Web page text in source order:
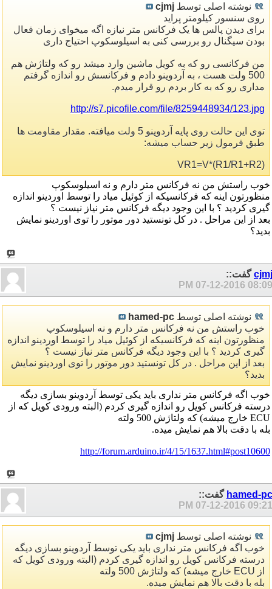
نوشته اصلی توسط cjmj
روی سنسور کیلومتر پراید
برای دیدن پالس ها یک فرکانس متر نیازه اگه میخوای زمان فعال
بودن سیگنال رو بررسی کنی به اسیلوسکوپ احتیاج داری
من فرکانسی رو که به کویل ماشین وارد میشد رو که ولتاژش هم
500 ولت هست ، به آردوینو دادم و فرکانسش رو اندازه گرفتم
مداری رو که به کار بردم رو قرار میدم.
http://s7.picofile.com/file/8259448934/123.jpg
توی این حالت روی پایه آردوینو 5 ولت میافته. مقدار مقاومت ها
طبق فرمول زیر حساب میشه:
VR1=V*(R1/R1+R2)
خوب راستش من نه فرکانس متر دارم و نه اسیلوسکوپ
منظورتون اینه که فرکانسیکه از کوئیل میاد را توسط اوردینو اندازه
گیری کردید ؟ با این وجود دیگه فرکانس متر نیاز نیست ؟
بعد از این مراحل . در کل تونستید دور موتور را توی اوردینو نمایش
بدید؟
cjmj گفت::
07-12-2016 08:09 PM
نوشته اصلی توسط hamed-pc
خوب راستش من نه فرکانس متر دارم و نه اسیلوسکوپ
منظورتون اینه که فرکانسیکه از کوئیل میاد را توسط اوردینو اندازه
گیری کردید ؟ با این وجود دیگه فرکانس متر نیاز نیست ؟
بعد از این مراحل . در کل تونستید دور موتور را توی اوردینو نمایش
بدید؟
خوب اگه فرکانس متر نداری باید یکی توسط آردوینو بسازی دیگه
درسته فرکانس کویل رو اندازه گیری کردم (البته ورودی کویل که از
ECU خارج میشه) که ولتاژش 500 ولته
بله با دقت بالا هم نمایش میده.
http://forum.arduino.ir/4/15/1637.html#post10600
hamed-pc گفت::
07-12-2016 09:21 PM
نوشته اصلی توسط cjmj
خوب اگه فرکانس متر نداری باید یکی توسط آردوینو بسازی دیگه
درسته فرکانس کویل رو اندازه گیری کردم (البته ورودی کویل که
از ECU خارج میشه) که ولتاژش 500 ولته
بله با دقت بالا هم نمایش میده.